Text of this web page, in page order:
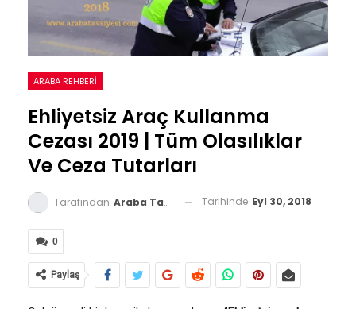
ARABA REHBERI
Ehliyetsiz Araç Kullanma
Cezası 2019 | Tüm Olasılıklar
Ve Ceza Tutarları
Tarafından Araba Tavsiyesi Tarihinde Eyl 30, 2018
0
Paylaş